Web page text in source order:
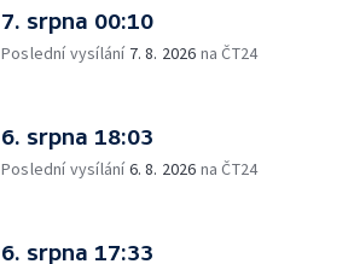
7. srpna 00:10
Poslední vysílání 7. 8. 2026 na ČT24
6. srpna 18:03
Poslední vysílání6. 8. 2026 na ČT24
6. srpna 17:33